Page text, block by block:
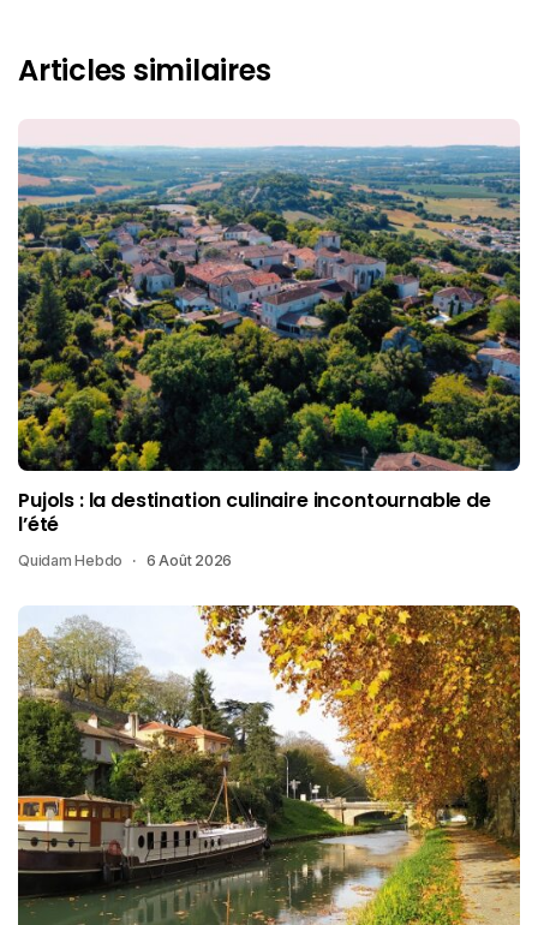
Articles similaires
Pujols : la destination culinaire incontournable de
l’été
Quidam Hebdo 6 Août 2026